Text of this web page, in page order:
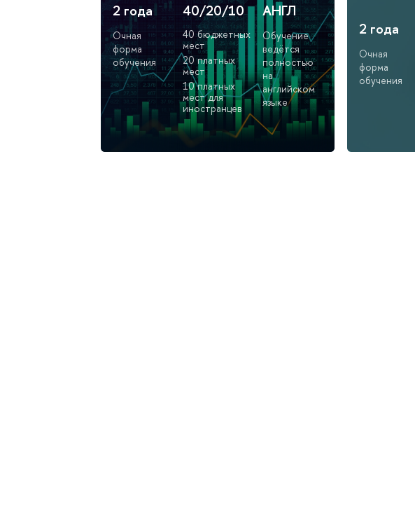
2 года
Очная
форма
обучения
40/20/10
40 бюджетных
мест
20 платных
мест
10 платных
мест для
иностранцев
АНГЛ
Обучение
ведётся
полностью
на
английском
языке
2 года
Очная
форма
обучения